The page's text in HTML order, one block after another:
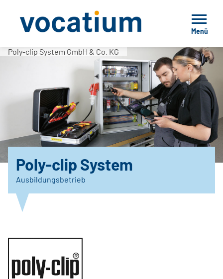
Menü
Poly-clip System GmbH & Co. KG
Poly-clip System
Ausbildungsbetrieb